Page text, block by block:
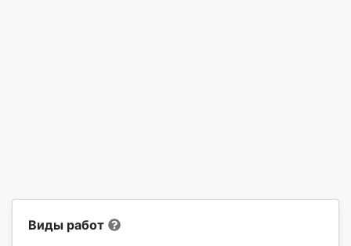
Виды работ